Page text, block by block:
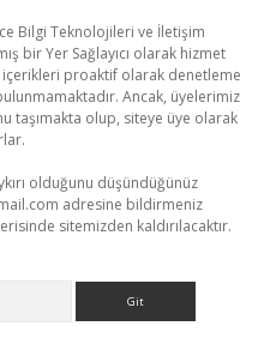
Bilgi Teknolojileri ve İletişim
bir Yer Sağlayıcı olarak hizmet
proaktif olarak denetleme
Ancak, üyelerimiz
taşımakta olup, siteye üye olarak
olduğunu düşündüğünüz
adresine bildirmeniz
sitemizden kaldırılacaktır.